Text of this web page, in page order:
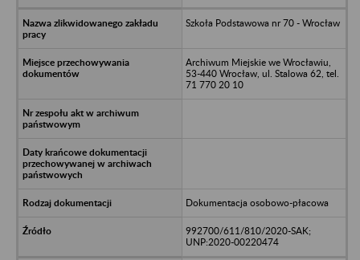
Szkoła Podstawowa nr 70 - Wrocław
Archiwum Miejskie we Wrocławiu,
53-440 Wrocław, ul. Stalowa 62, tel.
71 770 20 10
Dokumentacja osobowo-płacowa
992700/611/810/2020-SAK;
UNP:2020-00220474